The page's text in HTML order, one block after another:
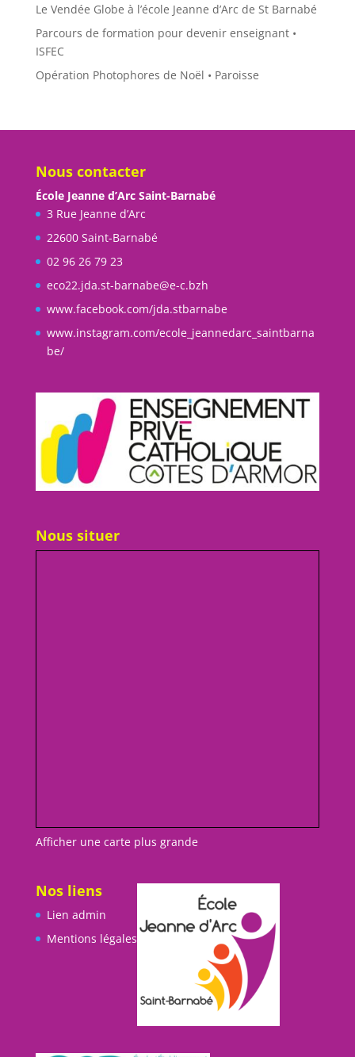
Le Vendée Globe à l’école Jeanne d’Arc de St Barnabé
Parcours de formation pour devenir enseignant •
ISFEC
Opération Photophores de Noël • Paroisse
Nous contacter
École Jeanne d’Arc Saint-Barnabé
3 Rue Jeanne d’Arc
22600 Saint-Barnabé
02 96 26 79 23
eco22.jda.st-barnabe@e-c.bzh
www.facebook.com/jda.stbarnabe
www.instagram.com/ecole_jeannedarc_saintbarna
be/
Nous situer
Afficher une carte plus grande
Nos liens
Lien admin
Mentions légales